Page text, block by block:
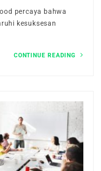
percaya bahwa
kesuksesan
CONTINUE READING